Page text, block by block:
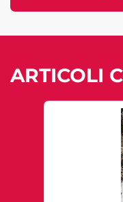
ARTICOLI